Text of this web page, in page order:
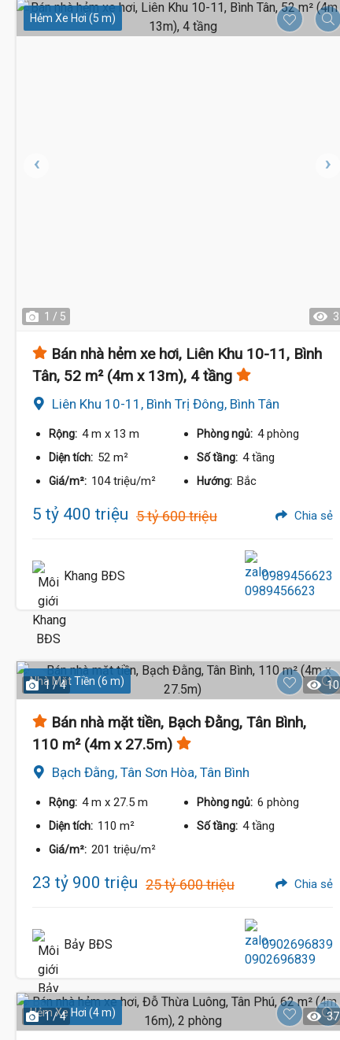
Hẻm Xe Hơi (5 m)
1 / 5 3
Bán nhà hẻm xe hơi, Liên Khu 10-11, Bình
Tân, 52 m² (4m x 13m), 4 tầng
Liên Khu 10-11, Bình Trị Đông, Bình Tân
Rộng: 4 m x 13 m Phòng ngủ: 4 phòng
Diện tích: 52 m² Số tầng: 4 tầng
Giá/m²: 104 triệu/m² Hướng: Bắc
5 tỷ 400 triệu 5 tỷ 600 triệu Chia sẻ
Khang BĐS 0989456623
Nhà Mặt Tiền (6 m)
1 / 4 10
Bán nhà mặt tiền, Bạch Đằng, Tân Bình,
110 m² (4m x 27.5m)
Bạch Đằng, Tân Sơn Hòa, Tân Bình
Rộng: 4 m x 27.5 m Phòng ngủ: 6 phòng
Diện tích: 110 m² Số tầng: 4 tầng
Giá/m²: 201 triệu/m²
23 tỷ 900 triệu 25 tỷ 600 triệu Chia sẻ
Bảy BĐS 0902696839
Hẻm Xe Hơi (4 m)
1 / 4 37